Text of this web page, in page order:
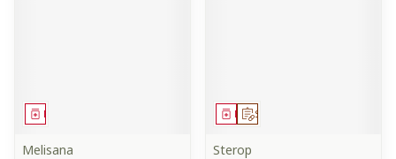
Médicament
Melisana
Sur prescription
Médicament
Sterop